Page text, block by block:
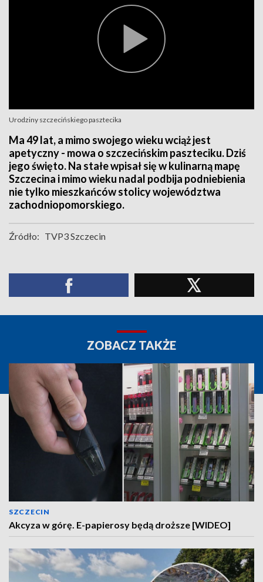
Urodziny szczecińskiego pasztecika
Ma 49 lat, a mimo swojego wieku wciąż jest
apetyczny - mowa o szczecińskim paszteciku. Dziś
jego święto. Na stałe wpisał się w kulinarną mapę
Szczecina i mimo wieku nadal podbija podniebienia
nie tylko mieszkańców stolicy województwa
zachodniopomorskiego.
Źródło: TVP3 Szczecin
ZOBACZ TAKŻE
SZCZECIN
Akcyza w górę. E-papierosy będą droższe [WIDEO]